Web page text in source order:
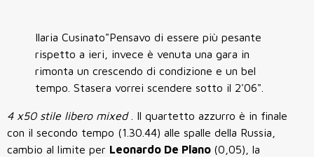
Ilaria Cusinato"Pensavo di essere più pesante
rispetto a ieri, invece è venuta una gara in
rimonta un crescendo di condizione e un bel
tempo. Stasera vorrei scendere sotto il 2'06".
4 x50 stile libero mixed
. Il quartetto azzurro è in finale
con il secondo tempo (1.30.44) alle spalle della Russia,
cambio al limite per Leonardo De Plano (0,05), la